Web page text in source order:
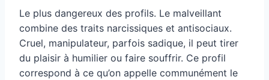
Le plus dangereux des profils. Le malveillant
combine des traits narcissiques et antisociaux.
Cruel, manipulateur, parfois sadique, il peut tirer
du plaisir à humilier ou faire souffrir. Ce profil
correspond à ce qu’on appelle communément le